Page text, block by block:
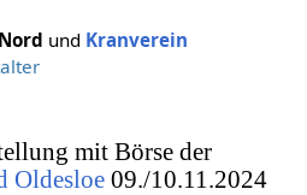
und Kranverein
mit Börse der
Oldesloe09./10.11.2024